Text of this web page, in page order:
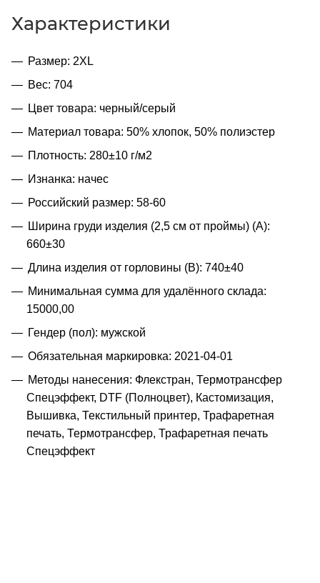
Характеристики
Размер: 2XL
Вес: 704
Цвет товара: черный/серый
Материал товара: 50% хлопок, 50% полиэстер
Плотность: 280±10 г/м2
Изнанка: начес
Российский размер: 58-60
Ширина груди изделия (2,5 см от проймы) (A):
660±30
Длина изделия от горловины (B): 740±40
Минимальная сумма для удалённого склада:
15000,00
Гендер (пол): мужской
Обязательная маркировка: 2021-04-01
Методы нанесения: Флекстран, Термотрансфер
Спецэффект, DTF (Полноцвет), Кастомизация,
Вышивка, Текстильный принтер, Трафаретная
печать, Термотрансфер, Трафаретная печать
Спецэффект